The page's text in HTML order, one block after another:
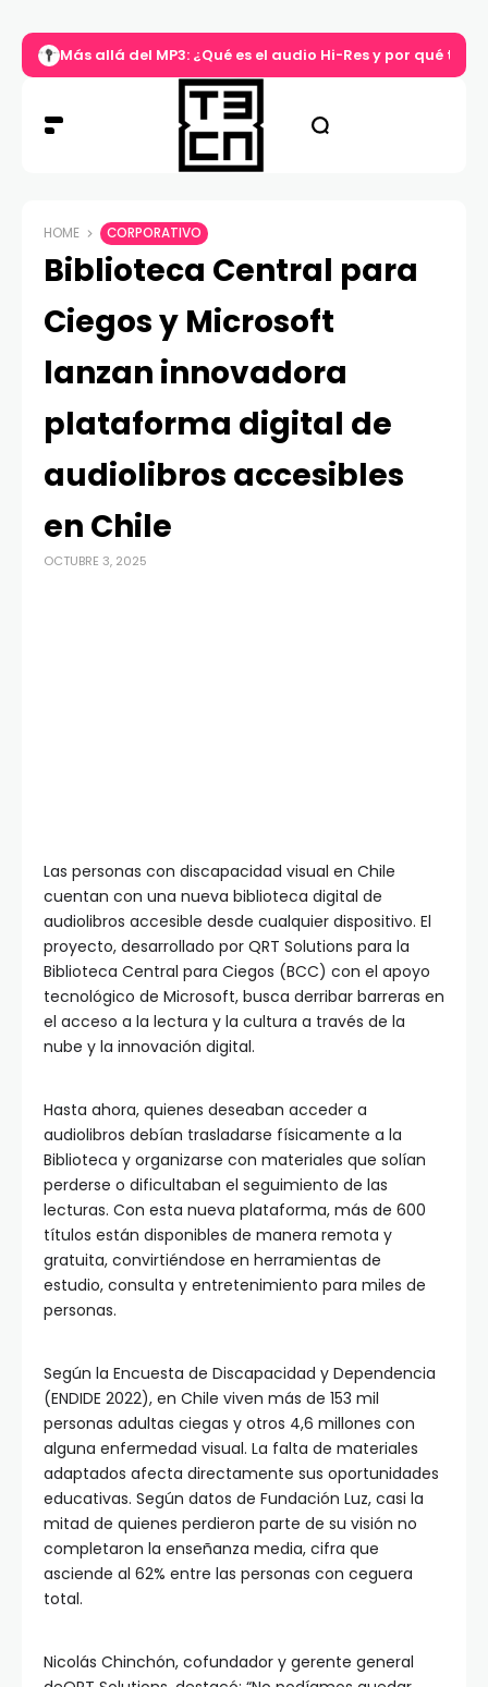
Más allá del MP3: ¿Qué es el audio Hi-Res y por qué tu
HOME CORPORATIVO
Biblioteca Central para
Ciegos y Microsoft
lanzan innovadora
plataforma digital de
audiolibros accesibles
en Chile
OCTUBRE 3, 2025
Las personas con discapacidad visual en Chile
cuentan con una nueva biblioteca digital de
audiolibros accesible desde cualquier dispositivo. El
proyecto, desarrollado por QRT Solutions para la
Biblioteca Central para Ciegos (BCC) con el apoyo
tecnológico de Microsoft, busca derribar barreras en
el acceso a la lectura y la cultura a través de la
nube y la innovación digital.
Hasta ahora, quienes deseaban acceder a
audiolibros debían trasladarse físicamente a la
Biblioteca y organizarse con materiales que solían
perderse o dificultaban el seguimiento de las
lecturas. Con esta nueva plataforma, más de 600
títulos están disponibles de manera remota y
gratuita, convirtiéndose en herramientas de
estudio, consulta y entretenimiento para miles de
personas.
Según la Encuesta de Discapacidad y Dependencia
(ENDIDE 2022), en Chile viven más de 153 mil
personas adultas ciegas y otros 4,6 millones con
alguna enfermedad visual. La falta de materiales
adaptados afecta directamente sus oportunidades
educativas. Según datos de Fundación Luz, casi la
mitad de quienes perdieron parte de su visión no
completaron la enseñanza media, cifra que
asciende al 62% entre las personas con ceguera
total.
Nicolás Chinchón, cofundador y gerente general